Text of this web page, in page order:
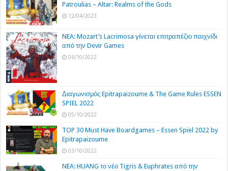
Patroulias – Altar: Realms of the Gods
12/04/2023
NEA: Mozart’s Lacrimosa γίνεται επιτραπέζιο παιχνίδι
από την Devir Games
06/10/2022
Διαγωνισμός Epitrapaizoume & The Game Rules ESSEN
SPIEL 2022
05/10/2022
TOP 30 Must Have Boardgames – Essen Spiel 2022 by
Epitrapaizoume
03/10/2022
NEA: HUANG το νέο Tigris & Euphrates από την